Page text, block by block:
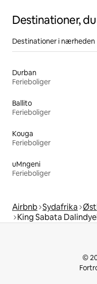
Destinationer,
Destinationer i nærheden
Durban
Ferieboliger
Ballito
Ferieboliger
Kouga
Ferieboliger
uMngeni
Ferieboliger
Airbnb Sydafrika
King Sabata
©